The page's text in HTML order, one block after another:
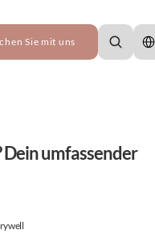
Sie mit uns
umfassender